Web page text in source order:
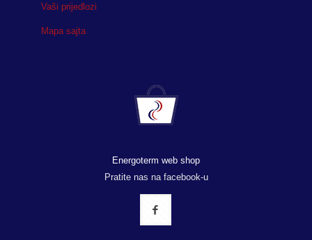
Vaši prijedlozi
Mapa sajta
Energoterm web shop
Pratite nas na facebook-u